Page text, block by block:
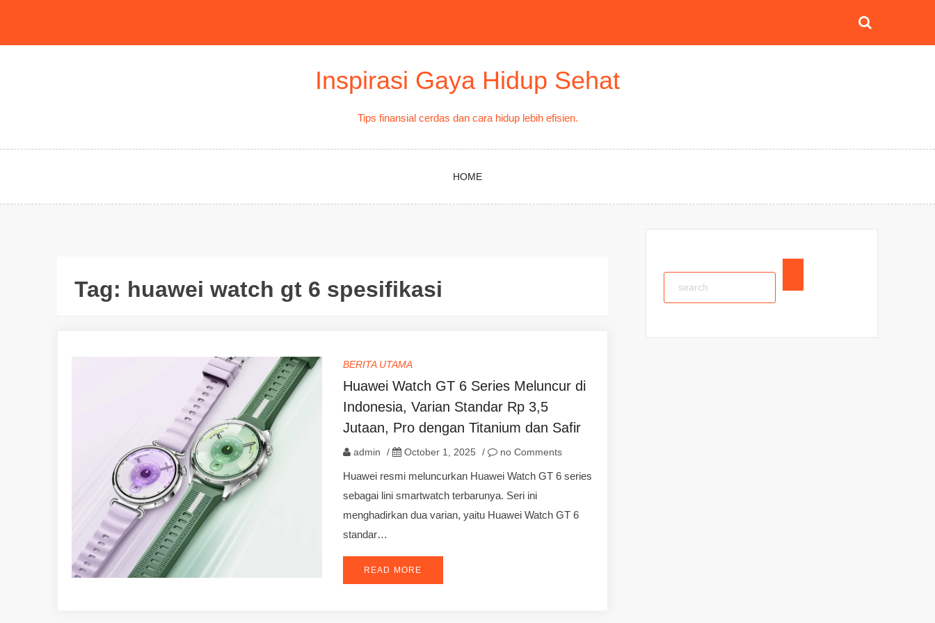
Inspirasi Gaya Hidup Sehat
Tips finansial cerdas dan cara hidup lebih efisien.
HOME
Tag: huawei watch gt 6 spesifikasi
BERITA UTAMA
Huawei Watch GT 6 Series Meluncur di
Indonesia, Varian Standar Rp 3,5
Jutaan, Pro dengan Titanium dan Safir
admin / October 1, 2025 / no Comments
Huawei resmi meluncurkan Huawei Watch GT 6 series
sebagai lini smartwatch terbarunya. Seri ini
menghadirkan dua varian, yaitu Huawei Watch GT 6
standar…
READ MORE